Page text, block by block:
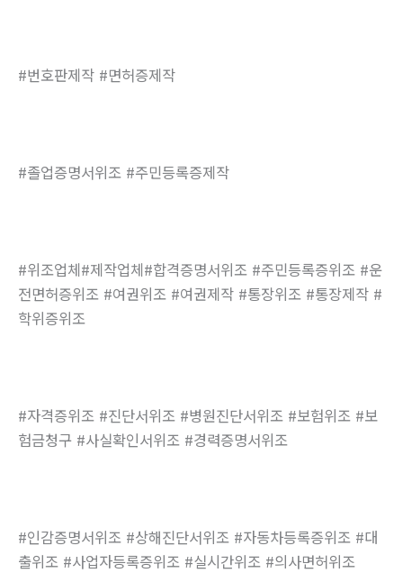
#번호판제작 #면허증제작
#졸업증명서위조 #주민등록증제작
#위조업체#제작업체#합격증명서위조 #주민등록증위조 #운
전면허증위조 #여권위조 #여권제작 #통장위조 #통장제작 #
학위증위조
#자격증위조 #진단서위조 #병원진단서위조 #보험위조 #보
험금청구 #사실확인서위조 #경력증명서위조
#인감증명서위조 #상해진단서위조 #자동차등록증위조 #대
출위조 #사업자등록증위조 #실시간위조 #의사면허위조